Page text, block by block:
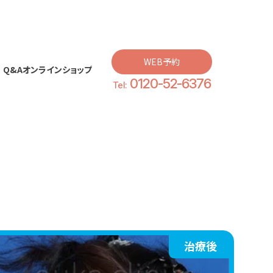
Q&Aオンラインショップ
WEB予約
Tel: 0120-52-6376
治療後